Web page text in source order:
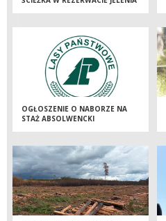
OGŁOSZENIE O NABORZE NA
STAŻ ABSOLWENCKI